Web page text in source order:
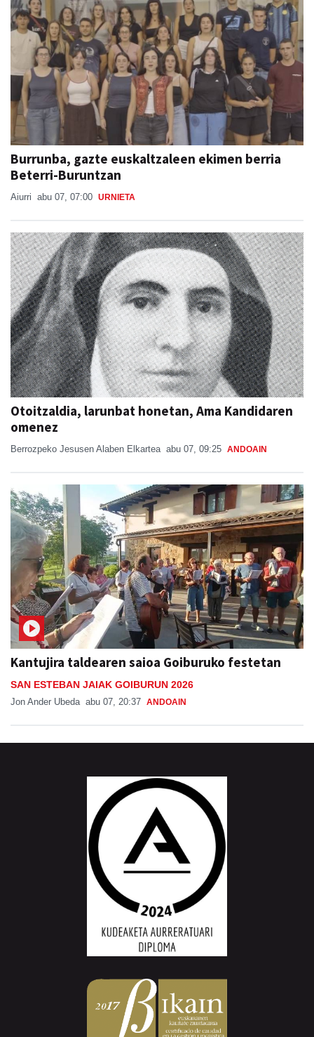
Burrunba, gazte euskaltzaleen ekimen berria
Beterri-Buruntzan
Aiurri abu 07, 07:00 URNIETA
Otoitzaldia, larunbat honetan, Ama Kandidaren
omenez
Berrozpeko Jesusen Alaben Elkartea abu 07, 09:25 ANDOAIN
Kantujira taldearen saioa Goiburuko festetan
SAN ESTEBAN JAIAK GOIBURUN 2026
Jon Ander Ubeda abu 07, 20:37 ANDOAIN